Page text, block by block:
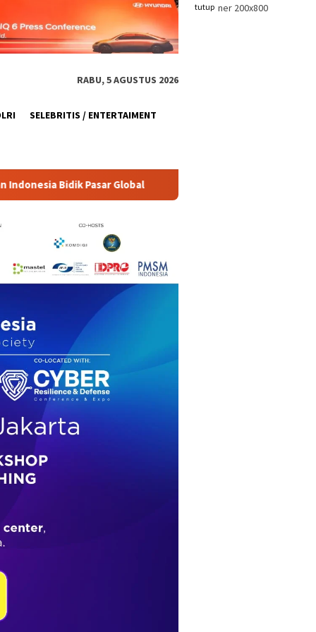
tutup
RABU, 5 AGUSTUS 2026
SELEBRITIS / ENTERTAIMENT
ILF dan IGT Expo 2026 Dibuka, Menperin Ajak